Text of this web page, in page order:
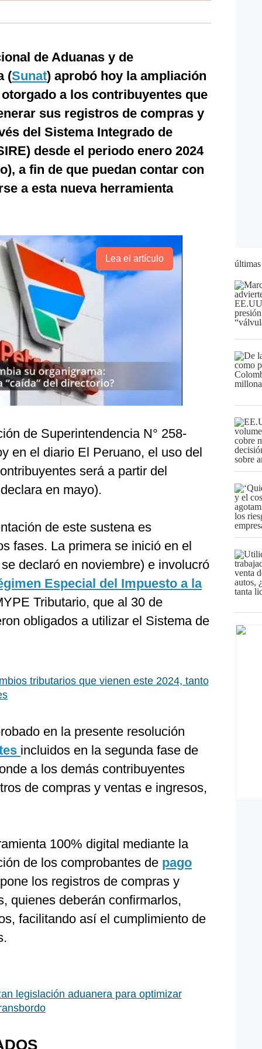
de Aduanas y de
(Sunat) aprobó hoy la ampliación
a los contribuyentes que
sus registros de compras y
del Sistema Integrado de
desde el periodo enero 2024
a fin de que puedan contar con
a esta nueva herramienta
Lea el artículo
de Superintendencia N° 258-
en el diario El Peruano, el uso del
será a partir del
en mayo).
de este sustena es
fases. La primera se inició en el
declaró en noviembre) e involucró
Especial del Impuesto a la
Tributario, que al 30 de
obligados a utilizar el Sistema de
tributarios que vienen este 2024, tanto
en la presente resolución
incluidos en la segunda fase de
a los demás contribuyentes
de compras y ventas e ingresos,
100% digital mediante la
de los comprobantes de pago
los registros de compras y
quienes deberán confirmarlos,
facilitando así el cumplimiento de
legislación aduanera para optimizar